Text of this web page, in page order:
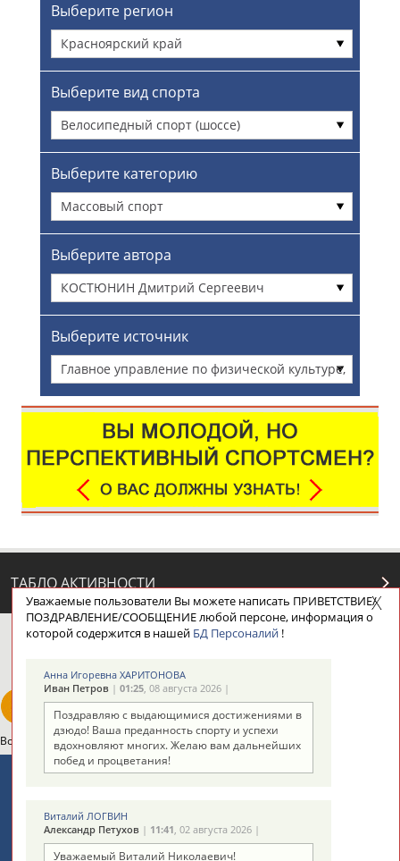
Выберите регион
Красноярский край
Выберите вид спорта
Велосипедный спорт (шоссе)
Выберите категорию
Массовый спорт
Выберите автора
КОСТЮНИН Дмитрий Сергеевич
Выберите источник
Главное управление по физической культуре,
спорту и туризму администрации г.
Красноярска
ТАБЛО АКТИВНОСТИ
ЦЕЛИ ПРОЕКТА НАШИ КНОПКИ
Вопросы сотрудничества и совместной деятельностиinform@infosport.ru
Стадион, 1998-2026
Адресов в новостной рассылке: 996
Уважаемые пользователи Вы можете написать ПРИВЕТСТВИЕ/
ПОЗДРАВЛЕНИЕ/СООБЩЕНИЕ любой персоне, информация о
которой содержится в нашей БД Персоналий!
Анна Игоревна ХАРИТОНОВА
Иван Петров| 01:25, 08 августа 2026 |
Поздравляю с выдающимися достижениями в
дзюдо! Ваша преданность спорту и успехи
вдохновляют многих. Желаю вам дальнейших
побед и процветания!
Виталий ЛОГВИН
Александр Петухов| 11:41, 02 августа 2026 |
Уважаемый Виталий Николаевич!